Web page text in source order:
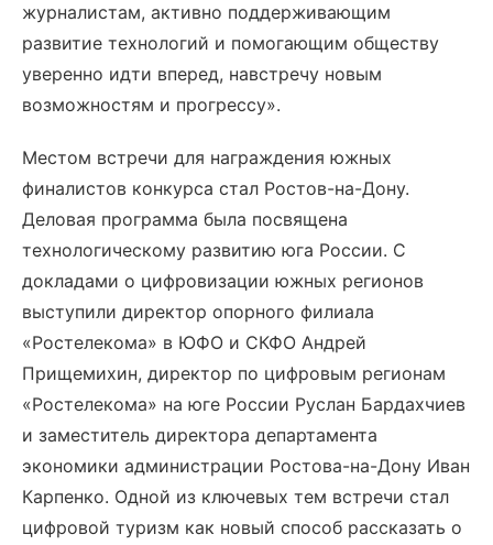
журналистам, активно поддерживающим
развитие технологий и помогающим обществу
уверенно идти вперед, навстречу новым
возможностям и прогрессу».
Местом встречи для награждения южных
финалистов конкурса стал Ростов-на-Дону.
Деловая программа была посвящена
технологическому развитию юга России. С
докладами о цифровизации южных регионов
выступили директор опорного филиала
«Ростелекома» в ЮФО и СКФО Андрей
Прищемихин, директор по цифровым регионам
«Ростелекома» на юге России Руслан Бардахчиев
и заместитель директора департамента
экономики администрации Ростова-на-Дону Иван
Карпенко. Одной из ключевых тем встречи стал
цифровой туризм как новый способ рассказать о